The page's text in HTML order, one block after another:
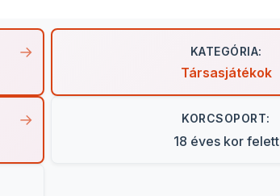
KATEGÓRIA:
Társasjátékok
KORCSOPORT:
18 éves kor felett